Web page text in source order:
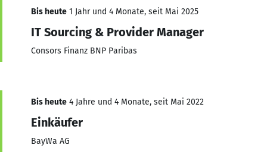
Bis heute 1 Jahr und 4 Monate, seit Mai 2025
IT Sourcing & Provider Manager
Consors Finanz BNP Paribas
Bis heute 4 Jahre und 4 Monate, seit Mai 2022
Einkäufer
BayWa AG